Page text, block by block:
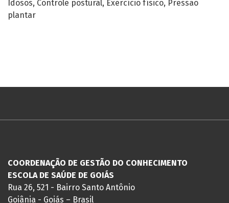
Idosos Controle postural Exercício físico Pressão
plantar
COORDENAÇÃO DE GESTÃO DO CONHECIMENTO
ESCOLA DE SAÚDE DE GOIÁS
Rua 26, 521 - Bairro Santo Antônio
Goiânia - Goiás – Brasil